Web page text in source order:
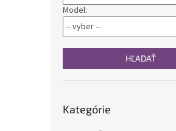
Model:
HĽADAŤ
kategórie
Kategórie